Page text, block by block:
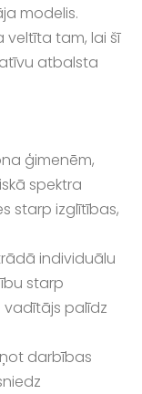
modelis.
tam, lai šī
atbalsta
ģimenēm,
spektra
starp izglītības,
individuālu
starp
vadītājs palīdz
darbības